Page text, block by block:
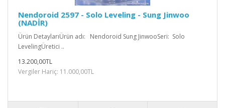
Nendoroid 2597 - Solo Leveling - Sung Jinwoo
(NADİR)
Ürün DetaylarıÜrün adı: Nendoroid Sung JinwooSeri: Solo
LevelingÜretici ..
13.200,00TL
Vergiler Hariç: 11.000,00TL